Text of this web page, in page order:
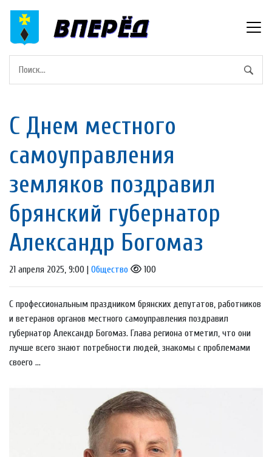
С Днем местного
самоуправления
земляков поздравил
брянский губернатор
Александр Богомаз
21 апреля 2025, 9:00 | Общество 100
С профессиональным праздником брянских депутатов, работников
и ветеранов органов местного самоуправления поздравил
губернатор Александр Богомаз. Глава региона отметил, что они
лучше всего знают потребности людей, знакомы с проблемами
своего ...